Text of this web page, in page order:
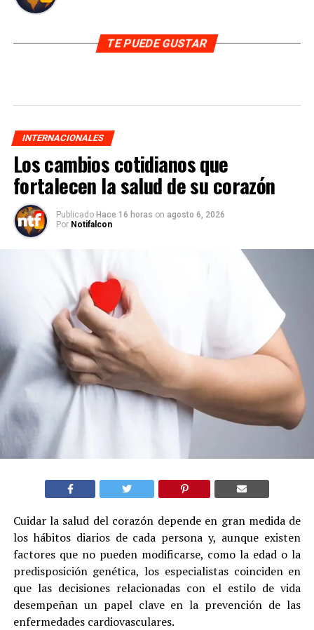
TE PUEDE GUSTAR
INTERNACIONALES
Los cambios cotidianos que
fortalecen la salud de su corazón
Publicado Hace 16 horas on agosto 6, 2026
Por Notifalcon
Cuidar la salud del corazón depende en gran medida de
los hábitos diarios de cada persona y, aunque existen
factores que no pueden modificarse, como la edad o la
predisposición genética, los especialistas coinciden en
que las decisiones relacionadas con el estilo de vida
desempeñan un papel clave en la prevención de las
enfermedades cardiovasculares.